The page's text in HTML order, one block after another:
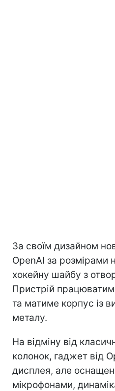
За своїм дизайном
OpenAI за розмірами
хокейну шайбу з
Пристрій
та матиме корпус із
металу.
На відміну від
колонок, гаджет від
дисплея, але
мікрофонами,